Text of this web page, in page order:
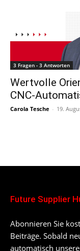
3 Fragen - 3 Antworten
Wertvolle
CNC-
Carola Tesche - 19.
Future Supplier
Abonnieren Sie
Beiträge. Sobald
automatisch